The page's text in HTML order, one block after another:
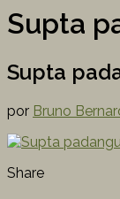
Supta
Supta
por Bruno
Share